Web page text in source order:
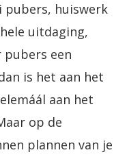
pubers, huiswerk
uitdaging,
pubers een
is het aan het
aan het
op de
plannen van je